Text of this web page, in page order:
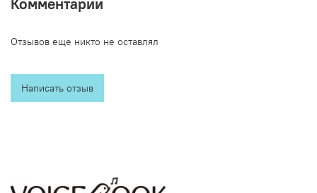
Отзывов еще никто не оставлял
Написать отзыв